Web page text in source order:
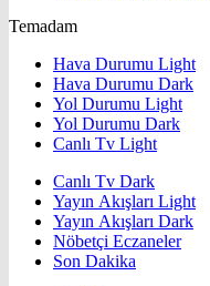
Temadam
Hava Durumu Light
Hava Durumu Dark
Yol Durumu Light
Yol Durumu Dark
Canlı Tv Light
Canlı Tv Dark
Yayın Akışları Light
Yayın Akışları Dark
Nöbetçi Eczaneler
Son Dakika